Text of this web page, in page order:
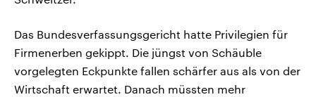
Das Bundesverfassungsgericht hatte Privilegien für
Firmenerben gekippt. Die jüngst von Schäuble
vorgelegten Eckpunkte fallen schärfer aus als von der
Wirtschaft erwartet. Danach müssten mehr